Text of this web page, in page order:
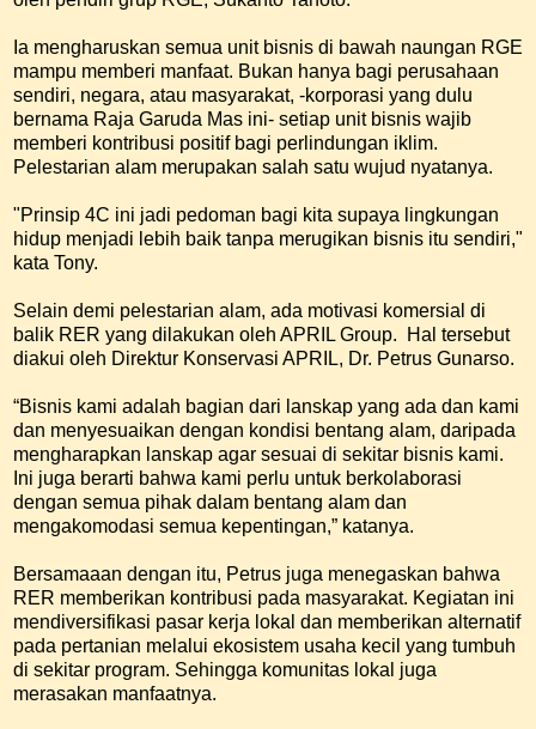
Ia mengharuskan semua unit bisnis di bawah naungan RGE
mampu memberi manfaat. Bukan hanya bagi perusahaan
sendiri, negara, atau masyarakat, -korporasi yang dulu
bernama Raja Garuda Mas ini- setiap unit bisnis wajib
memberi kontribusi positif bagi perlindungan iklim.
Pelestarian alam merupakan salah satu wujud nyatanya.
"Prinsip 4C ini jadi pedoman bagi kita supaya lingkungan
hidup menjadi lebih baik tanpa merugikan bisnis itu sendiri,"
kata Tony.
Selain demi pelestarian alam, ada motivasi komersial di
balik RER yang dilakukan oleh APRIL Group. Hal tersebut
diakui oleh Direktur Konservasi APRIL, Dr. Petrus Gunarso.
“Bisnis kami adalah bagian dari lanskap yang ada dan kami
dan menyesuaikan dengan kondisi bentang alam, daripada
mengharapkan lanskap agar sesuai di sekitar bisnis kami.
Ini juga berarti bahwa kami perlu untuk berkolaborasi
dengan semua pihak dalam bentang alam dan
mengakomodasi semua kepentingan,” katanya.
Bersamaaan dengan itu, Petrus juga menegaskan bahwa
RER memberikan kontribusi pada masyarakat. Kegiatan ini
mendiversifikasi pasar kerja lokal dan memberikan alternatif
pada pertanian melalui ekosistem usaha kecil yang tumbuh
di sekitar program. Sehingga komunitas lokal juga
merasakan manfaatnya.